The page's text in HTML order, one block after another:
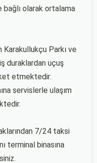
bağlı olarak ortalama
Karakullukçu Parkı ve
duraklardan uçuş
etmektedir.
servislerle ulaşım
7/24 taksi
terminal binasına